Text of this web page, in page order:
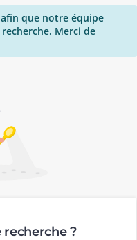
que notre équipe
Merci de
?